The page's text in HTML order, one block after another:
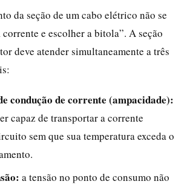
da seção de um cabo elétrico não se
e escolher a bitola”. A seção
deve atender simultaneamente a três
condução de corrente (ampacidade):
capaz de transportar a corrente
sem que sua temperatura exceda o
a tensão no ponto de consumo não